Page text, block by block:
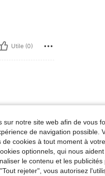
Utile (0)
Utile (0)
notre site web afin de vous
de navigation possible.
cookies à tout moment à
optionnels, qui nous
le contenu et les
rejeter", vous autorisez